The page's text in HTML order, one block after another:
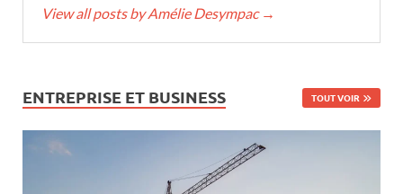
View all posts by Amélie Desympac →
ENTREPRISE ET BUSINESS TOUT VOIR